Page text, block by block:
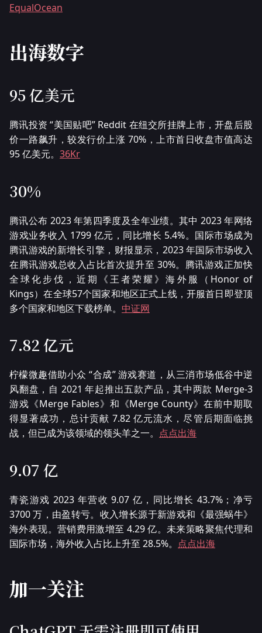
EqualOcean
出海数字
95 亿美元
腾讯投资 “美国贴吧” Reddit 在纽交所挂牌上市，开盘后股
价一路飙升，较发行价上涨 70%，上市首日收盘市值高达
95 亿美元。 36Kr
30%
腾讯公布 2023 年第四季度及全年业绩。其中 2023 年网络
游戏业务收入 1799 亿元，同比增长 5.4%。国际市场成为
腾讯游戏的新增长引擎，财报显示，2023 年国际市场收入
在腾讯游戏总收入占比首次提升至 30%。腾讯游戏正加快
全球化步伐，近期《王者荣耀》海外服（Honor of
Kings）在全球57个国家和地区正式上线，开服首日即登顶
多个国家和地区下载榜单。 中证网
7.82 亿元
柠檬微趣借助小众 “合成” 游戏赛道，从三消市场低谷中逆
风翻盘，自 2021 年起推出五款产品，其中两款 Merge-3
游戏《Merge Fables》和《Merge County》在前中期取
得显著成功，总计贡献 7.82 亿元流水，尽管后期面临挑
战，但已成为该领域的领头羊之一。 点点出海
9.07 亿
青瓷游戏 2023 年营收 9.07 亿，同比增长 43.7%；净亏
3700 万，由盈转亏。收入增长源于新游戏和《最强蜗牛》
海外表现。营销费用激增至 4.29 亿。未来策略聚焦代理和
国际市场，海外收入占比上升至 28.5%。 点点出海
加一关注